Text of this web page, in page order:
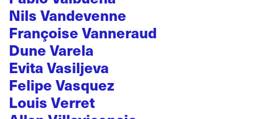
Nils Vandevenne
Françoise Vanneraud
Dune Varela
Evita Vasiljeva
Felipe Vasquez
Louis Verret